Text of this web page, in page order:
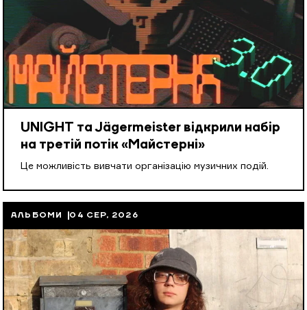
UNIGHT та Jägermeister відкрили набір
на третій потік «Майстерні»
Це можливість вивчати організацію музичних подій.
АЛЬБОМИ 04 СЕР, 2026